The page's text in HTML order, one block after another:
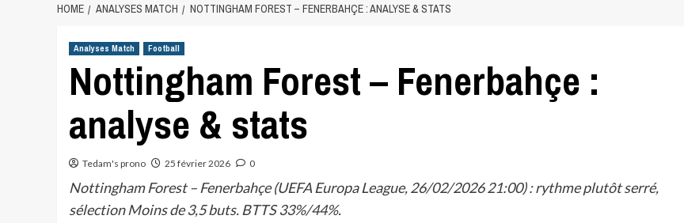
HOME ANALYSES MATCH NOTTINGHAM FOREST – FENERBAHÇE : ANALYSE & STATS
Analyses Match Football
Nottingham Forest – Fenerbahçe :
analyse & stats
Tedam's prono 25 février 2026 0
Nottingham Forest – Fenerbahçe (UEFA Europa League, 26/02/2026 21:00) : rythme plutôt serré,
sélection Moins de 3,5 buts. BTTS 33%/44%.